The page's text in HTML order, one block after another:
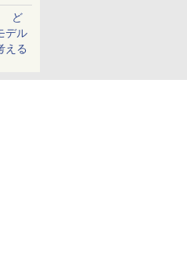
ど
デル
える